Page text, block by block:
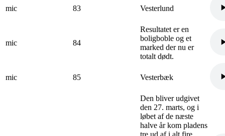
mic 83 Vesterlund
mic 84
Resultatet er en
boligboble og et
marked der nu er
totalt dødt.
mic 85 Vesterbæk
Den bliver udgivet
den 27. marts, og i
løbet af de næste
halve år kom pladens
tre ud af i alt fire